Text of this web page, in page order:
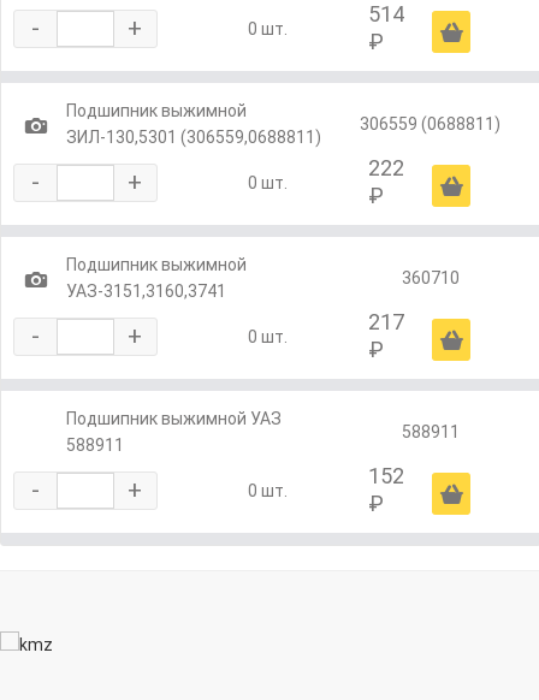
- + 0 шт.
514
₽
Ä
1
Подшипник выжимной
ЗИЛ-130,5301 (306559,0688811)
306559 (0688811)
- + 0 шт.
222
₽
Ä
1
Подшипник выжимной
УАЗ-3151,3160,3741
360710
- + 0 шт.
217
₽
Ä
Подшипник выжимной УАЗ
588911
588911
- + 0 шт.
152
₽
Ä